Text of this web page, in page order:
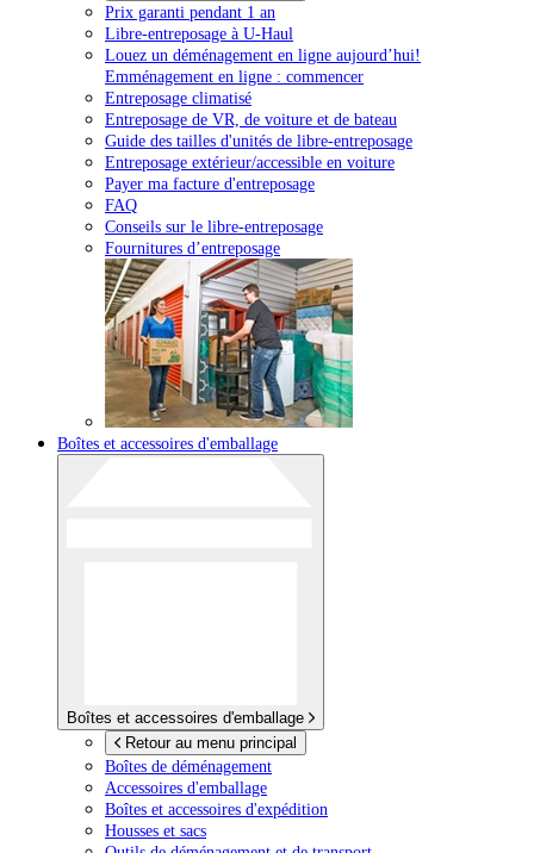
Prix garanti pendant 1 an
Libre-entreposage à U-Haul
Louez un déménagement en ligne aujourd’hui!
Emménagement en ligne : commencer
Entreposage climatisé
Entreposage de VR, de voiture et de bateau
Guide des tailles d'unités de libre-entreposage
Entreposage extérieur/accessible en voiture
Payer ma facture d'entreposage
FAQ
Conseils sur le libre-entreposage
Fournitures d’entreposage
Boîtes et accessoires d'emballage
Boîtes et accessoires d'emballage
Retour au menu principal
Boîtes de déménagement
Accessoires d'emballage
Boîtes et accessoires d'expédition
Housses et sacs